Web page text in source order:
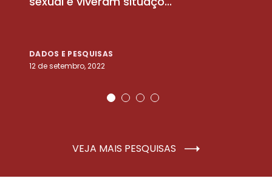
DADOS E PESQUISAS
12 de setembro, 2022
VEJA MAIS PESQUISAS